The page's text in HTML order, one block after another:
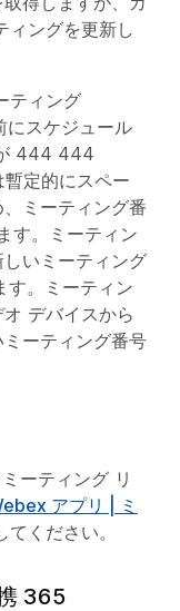
ィングを更新し
ティング
スケジュール
444 444
定的にスペー
ミーティング番
す。ミーティン
いミーティング
。ミーティン
デバイスから
ーティング番号
ーティング リ
アプリ | ミ
てください。
365